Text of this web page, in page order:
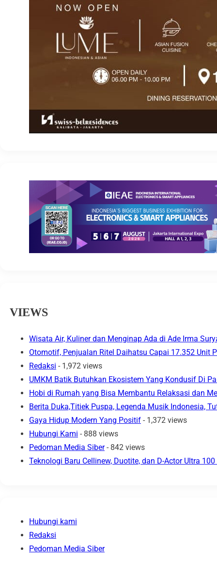
VIEWS
Wisata Air, Kuliner dan Menginap Ada di Ade Irma
Otomotif, Penjualan Ritel Daihatsu Capai 17.352 Unit
Redaksi - 1,972 views
UMKM Batik Butuhkan Ekosistem Yang Kondusif Di
Hobi di Rumah yang Bisa Membantu Relaksasi dan
Berita Duka,Titiek Puspa, Legenda Musik Indonesia,
Gaya Hidup Modern Yang Positif - 1,372 views
Hubungi Kami - 888 views
Pedoman Media Siber- 842 views
Teknologi Baru Cellinew, Duotite, dan D-Actor Ultra
Hubungi kami
Redaksi
Pedoman Media Siber